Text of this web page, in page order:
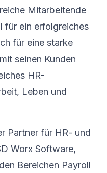
Mitarbeitende
für ein erfolgreiches
für eine starke
seinen Kunden
HR-
Leben und
Partner für HR- und
Worx Software,
Bereichen Payroll